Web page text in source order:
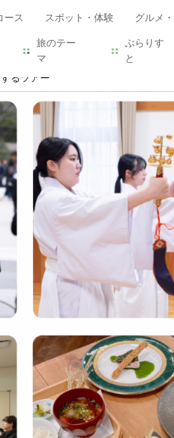
ース スポット・体験 グルメ
旅のテー
マ
ぶらりす
と
るツアー